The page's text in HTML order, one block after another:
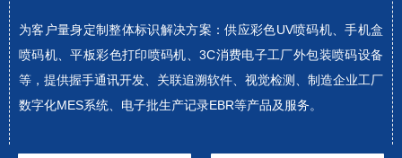
为客户量身定制整体标识解决方案：供应彩色UV喷码机、手机盒
喷码机、平板彩色打印喷码机、3C消费电子工厂外包装喷码设备
等，提供握手通讯开发、关联追溯软件、视觉检测、制造企业工厂
数字化MES系统、电子批生产记录EBR等产品及服务。